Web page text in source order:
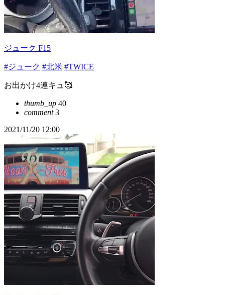
ジューク F15
#ジューク #北米 #TWICE
お出かけ4連キュ🥰
thumb_up 40
comment3
2021/11/20 12:00